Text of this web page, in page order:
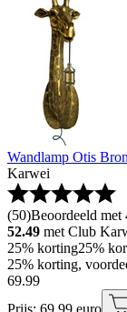
Wandlamp Otis
Karwei
(50)Beoordeeld met
52.49 met Club
25% korting25%
25% korting,
69.99
Prijs: 69.99 euro